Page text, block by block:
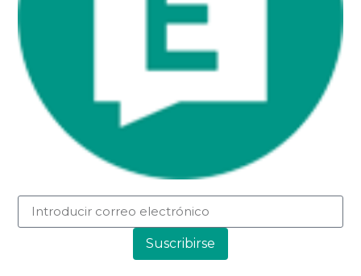
Suscribirse